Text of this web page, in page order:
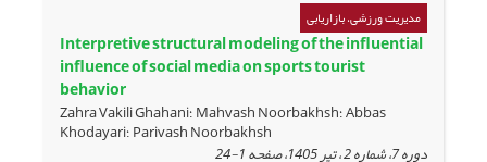
مدیریت ورزشی، بازاریابی
Interpretive structural modeling of the influential
influence of social media on sports tourist
behavior
Zahra Vakili Ghahani؛ Mahvash Noorbakhsh؛ Abbas
Khodayari؛ Parivash Noorbakhsh
دوره 7، شماره 2 ، تیر 1405، صفحه 1-24